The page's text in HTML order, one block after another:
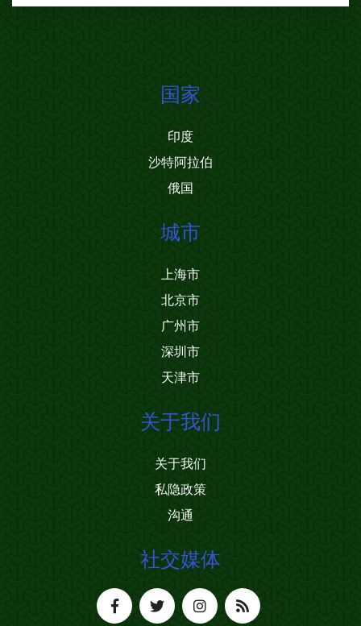
国家
印度
沙特阿拉伯
俄国
城市
上海市
北京市
广州市
深圳市
天津市
关于我们
关于我们
私隐政策
沟通
社交媒体